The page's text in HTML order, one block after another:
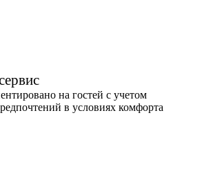
на гостей с учетом
в условиях комфорта